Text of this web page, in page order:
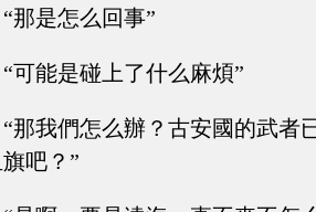
“那是怎么回事”
“可能是碰上了什么麻煩”
“那我們怎么辦？古安國的武者
吧？”